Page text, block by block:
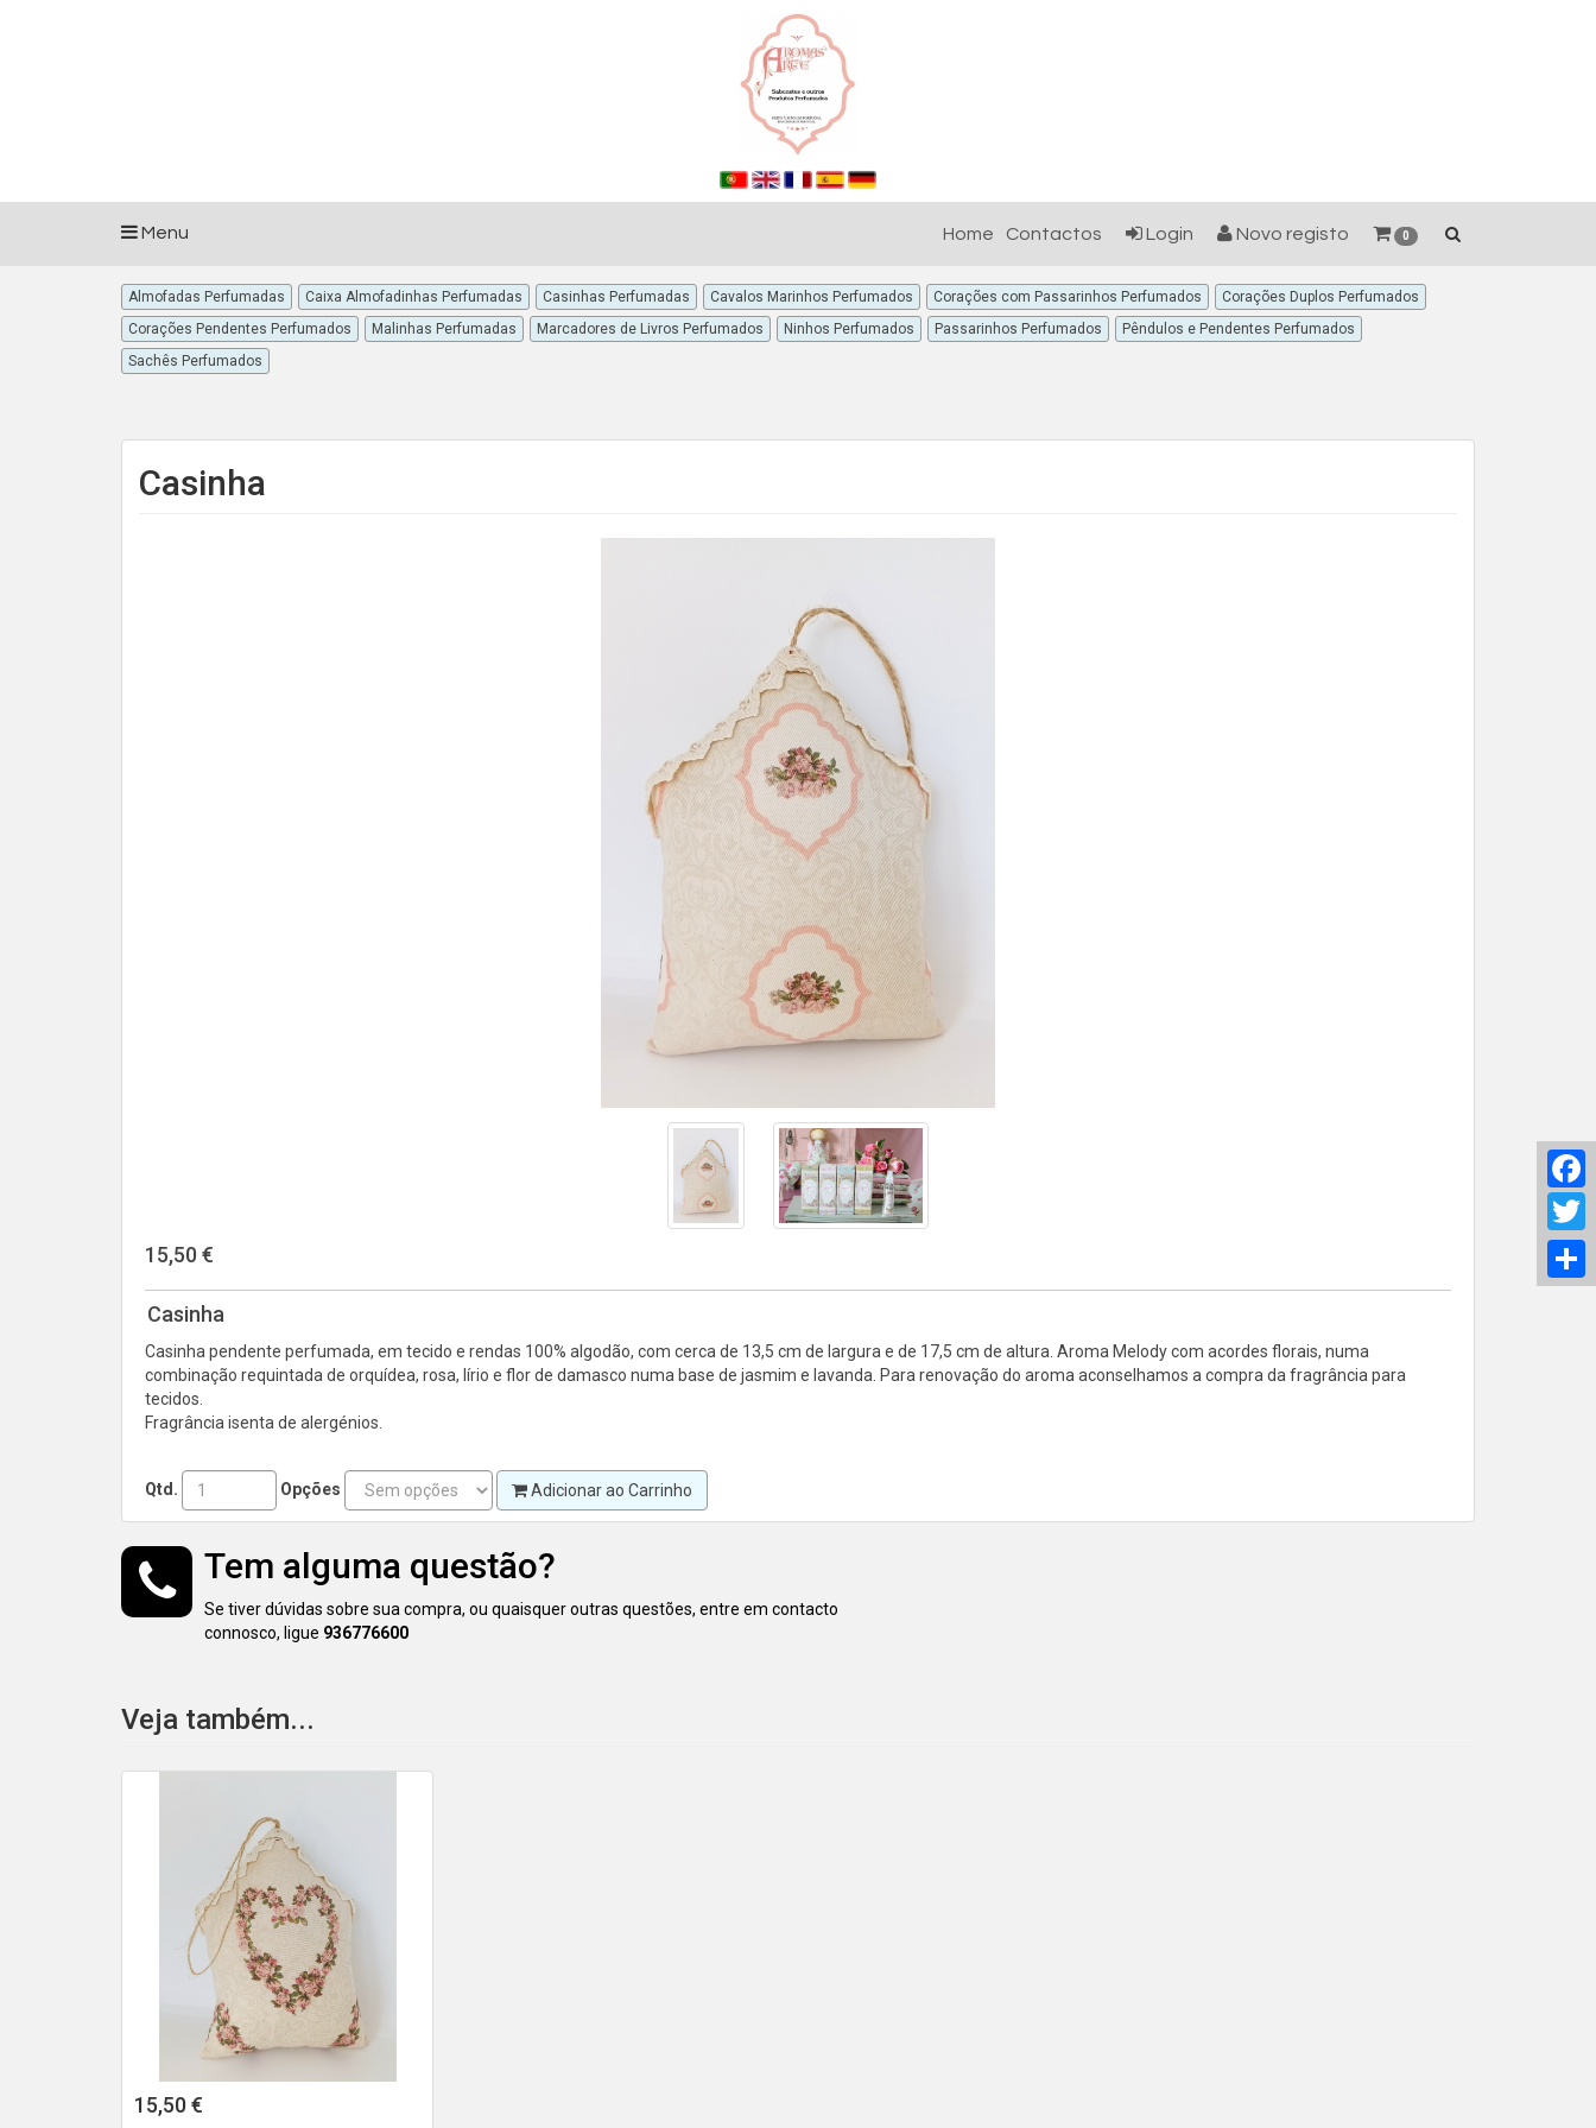
Menu 0
Novo registo
Login
Contactos
Home
Almofadas Perfumadas Caixa Almofadinhas Perfumadas Casinhas Perfumadas Cavalos Marinhos Perfumados Corações com Passarinhos Perfumados
Corações Duplos Perfumados
Corações Pendentes Perfumados
Malinhas Perfumadas Marcadores de Livros Perfumados Ninhos Perfumados Passarinhos Perfumados
Pêndulos e Pendentes Perfumados
Sachês Perfumados
Casinha
15,50 €
Casinha
Casinha pendente perfumada, em tecido e rendas 100% algodão, com cerca de 13,5 cm de largura e de 17,5 cm de altura. Aroma Melody com acordes florais, numa
combinação requintada de orquídea, rosa, lírio e flor de damasco numa base de jasmim e lavanda. Para renovação do aroma aconselhamos a compra da fragrância para
tecidos.
Fragrância isenta de alergénios.
Qtd. Opções Adicionar ao Carrinho
Tem alguma questão?
Se tiver dúvidas sobre sua compra, ou quaisquer outras questões, entre em contacto
connosco, ligue 936776600
Veja também...
15,50 €